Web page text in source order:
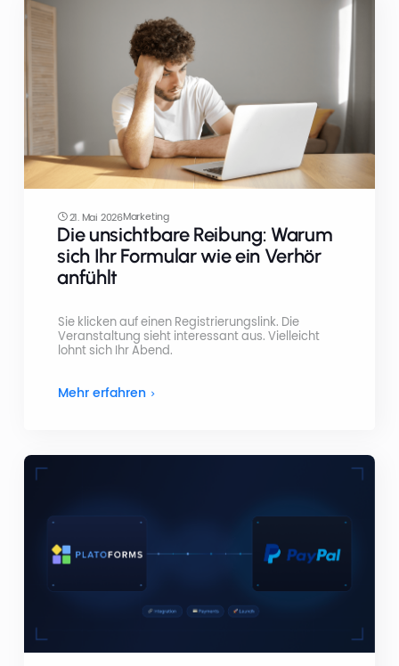
21. Mai 2026Marketing
Die unsichtbare Reibung: Warum
sich Ihr Formular wie ein Verhör
anfühlt
Sie klicken auf einen Registrierungslink. Die
Veranstaltung sieht interessant aus. Vielleicht
lohnt sich Ihr Abend.
Mehr erfahren